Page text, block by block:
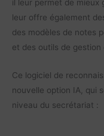
il leur permet de mieux
leur offre également
des modèles de notes
et des outils de gestion
Ce logiciel de
nouvelle option IA, qui
niveau du secrétariat :